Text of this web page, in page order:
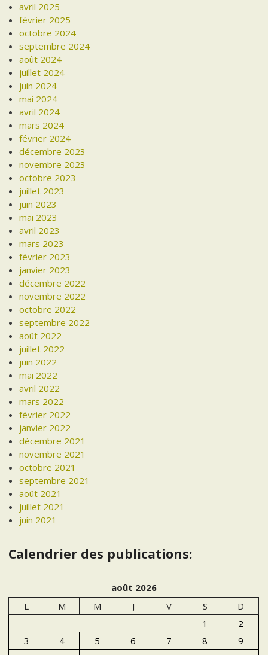
avril 2025
février 2025
octobre 2024
septembre 2024
août 2024
juillet 2024
juin 2024
mai 2024
avril 2024
mars 2024
février 2024
décembre 2023
novembre 2023
octobre 2023
juillet 2023
juin 2023
mai 2023
avril 2023
mars 2023
février 2023
janvier 2023
décembre 2022
novembre 2022
octobre 2022
septembre 2022
août 2022
juillet 2022
juin 2022
mai 2022
avril 2022
mars 2022
février 2022
janvier 2022
décembre 2021
novembre 2021
octobre 2021
septembre 2021
août 2021
juillet 2021
juin 2021
Calendrier des publications:
août 2026
L
M M J V S
D
1
2
3
4 5 6 7 8
9